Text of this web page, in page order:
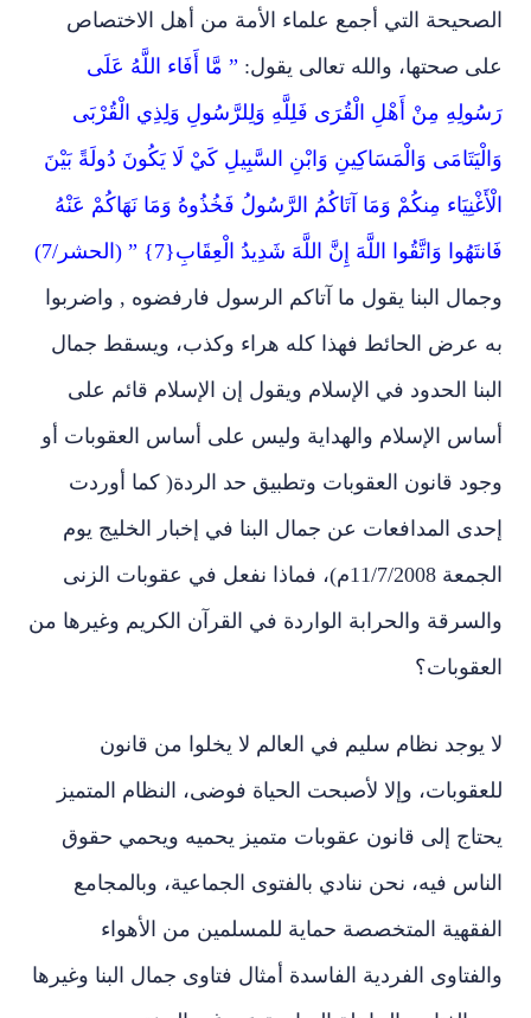
الصحيحة التي أجمع علماء الأمة من أهل الاختصاص
على صحتها، والله تعالى يقول:
” مَّا أَفَاء اللَّهُ عَلَى
رَسُولِهِ مِنْ أَهْلِ الْقُرَى فَلِلَّهِ وَلِلرَّسُولِ وَلِذِي الْقُرْبَى
وَالْيَتَامَى وَالْمَسَاكِينِ وَابْنِ السَّبِيلِ كَيْ لَا يَكُونَ دُولَةً بَيْنَ
الْأَغْنِيَاء مِنكُمْ وَمَا آتَاكُمُ الرَّسُولُ فَخُذُوهُ وَمَا نَهَاكُمْ عَنْهُ
فَانتَهُوا وَاتَّقُوا اللَّهَ إِنَّ اللَّهَ شَدِيدُ الْعِقَابِ{7} ” (الحشر/7)
وجمال البنا يقول ما آتاكم الرسول فارفضوه , واضربوا
به عرض الحائط فهذا كله هراء وكذب، ويسقط جمال
البنا الحدود في الإسلام ويقول إن الإسلام قائم على
أساس الإسلام والهداية وليس على أساس العقوبات أو
وجود قانون العقوبات وتطبيق حد الردة( كما أوردت
إحدى المدافعات عن جمال البنا في إخبار الخليج يوم
الجمعة 11/7/2008م)، فماذا نفعل في عقوبات الزنى
والسرقة والحرابة الواردة في القرآن الكريم وغيرها من
العقوبات؟
لا يوجد نظام سليم في العالم لا يخلوا من قانون
للعقوبات، وإلا لأصبحت الحياة فوضى، النظام المتميز
يحتاج إلى قانون عقوبات متميز يحميه ويحمي حقوق
الناس فيه، نحن ننادي بالفتوى الجماعية، وبالمجامع
الفقهية المتخصصة حماية للمسلمين من الأهواء
والفتاوى الفردية الفاسدة أمثال فتاوى جمال البنا وغيرها